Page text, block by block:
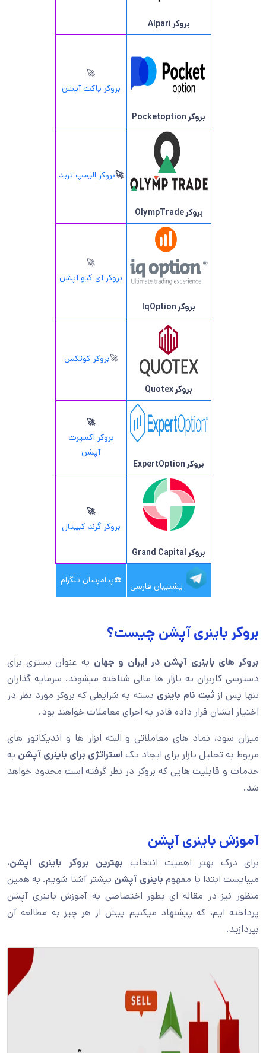
بروکر Alpari
بروکر Pocketoption
🚀
بروکر پاکت آپشن
بروکر OlympTrade
🚀بروکر الیمپ ترید
بروکر IqOption
🚀
بروکر آی کیو آپشن
بروکر Quotex
🚀بروکر کوتکس
بروکر ExpertOption
🚀
بروکر اکسپرت
آپشن
بروکر Grand Capital
🚀
بروکر گرند کپیتال
پشتیبان فارسی
☎️پیامرسان تلگرام
بروکر باینری آپشن چیست؟
بروکر های باینری آپشن در ایران و جهان به عنوان بستری برای
دسترسی کاربران به بازار ها مالی شناخته میشوند. سرمایه گذاران
تنها پس از ثبت نام باینری بسته به شرایطی که بروکر مورد نظر در
اختیار ایشان قرار داده قادر به اجرای معاملات خواهند بود.
میزان سود، نماد های معاملاتی و البته ابزار ها و اندیکاتور های
مربوط به تحلیل بازار برای ایجاد یک استراتژی برای باینری آپشن به
خدمات و قابلیت هایی که بروکر در نظر گرفته است محدود خواهد
شد.
آموزش باینری آپشن
برای درک بهتر اهمیت انتخاب بهترین بروکر باینری اپشن،
میبایست ابتدا با مفهوم باینری آپشن بیشتر آشنا شویم. به همین
منظور نیز در مقاله ای بطور اختصاصی به آموزش باینری آپشن
پرداخته ایم، که پیشنهاد میکنیم پیش از هر چیز به مطالعه آن
بپردازید.